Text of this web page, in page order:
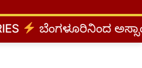
ಅಸ್ಸಾಂ ಪ್ರವಾಹ